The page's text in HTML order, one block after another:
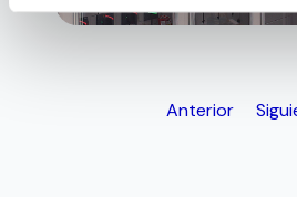
Anterior